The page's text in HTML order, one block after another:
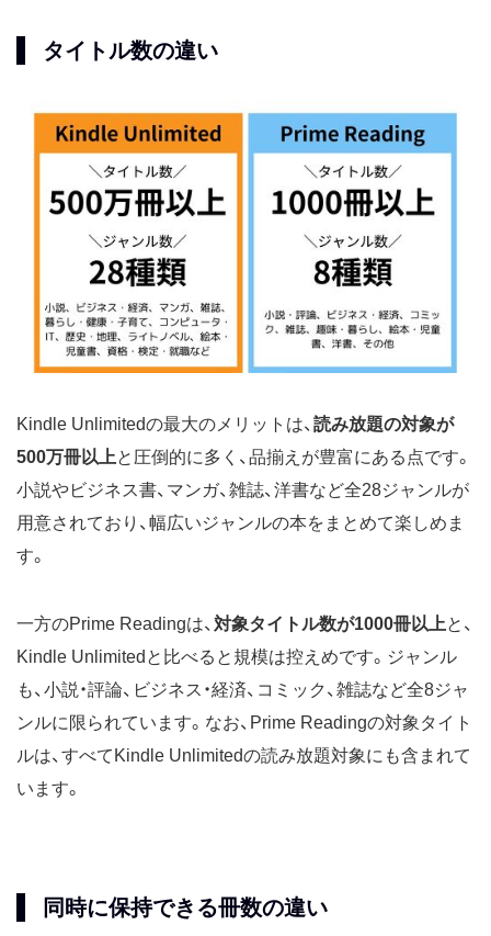
タイトル数の違い
Kindle Unlimitedの最大のメリットは、 読み放題の対象が
500万冊以上と圧倒的に多く、品揃えが豊富にある点です。
小説やビジネス書、マンガ、雑誌、洋書など全28ジャンルが
用意されており、幅広いジャンルの本をまとめて楽しめま
す。
一方のPrime Readingは、 対象タイトル数が1000冊以上と、
Kindle Unlimitedと比べると規模は控えめです。ジャンル
も、小説・評論、ビジネス・経済、コミック、雑誌など全8ジャ
ンルに限られています。なお、Prime Readingの対象タイト
ルは、すべてKindle Unlimitedの読み放題対象にも含まれて
います。
同時に保持できる冊数の違い